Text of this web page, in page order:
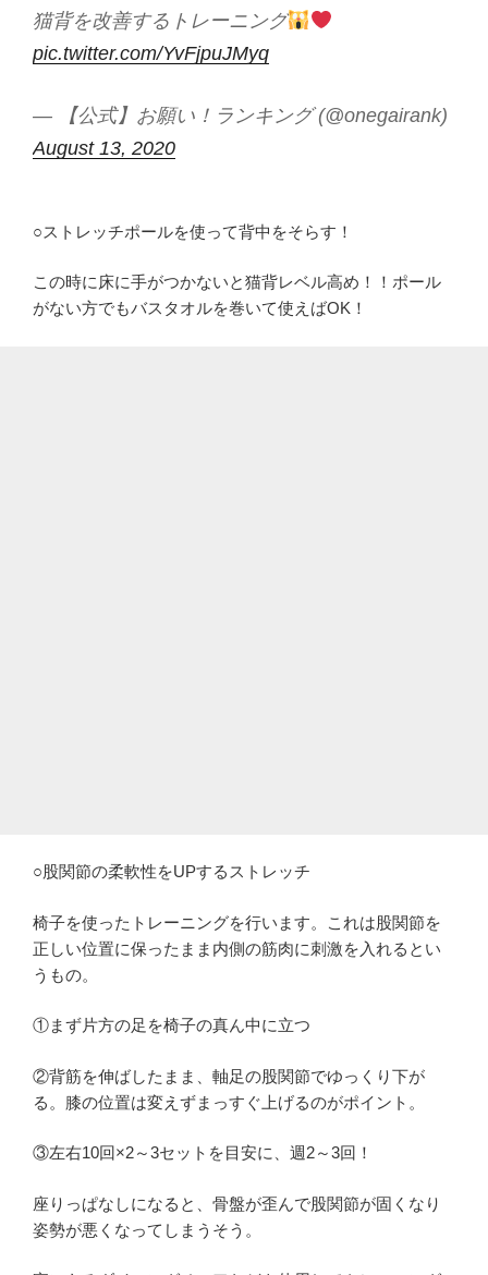
猫背を改善するトレーニング
pic.twitter.com/YvFjpuJMyq
— 【公式】お願い！ランキング (@onegairank)
August 13, 2020
○ストレッチポールを使って背中をそらす！
この時に床に手がつかないと猫背レベル高め！！ポール
がない方でもバスタオルを巻いて使えばOK！
○股関節の柔軟性をUPするストレッチ
椅子を使ったトレーニングを行います。これは股関節を
正しい位置に保ったまま内側の筋肉に刺激を入れるとい
うもの。
①まず片方の足を椅子の真ん中に立つ
②背筋を伸ばしたまま、軸足の股関節でゆっくり下が
る。膝の位置は変えずまっすぐ上げるのがポイント。
③左右10回×2～3セットを目安に、週2～3回！
座りっぱなしになると、骨盤が歪んで股関節が固くなり
姿勢が悪くなってしまうそう。